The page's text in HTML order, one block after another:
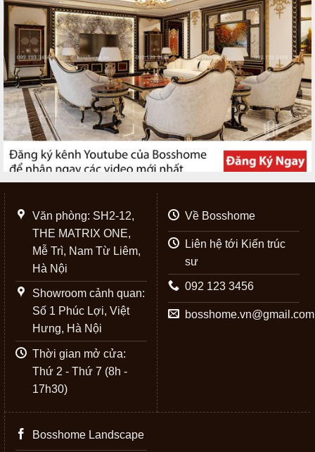
Văn phòng: SH2-12,
THE MATRIX ONE,
Mễ Trì, Nam Từ Liêm,
Hà Nội
Showroom cảnh quan:
Số 1 Phúc Lợi, Việt
Hưng, Hà Nội
Thời gian mở cửa:
Thứ 2 - Thứ 7 (8h -
17h30)
Về Bosshome
Liên hệ tới Kiến trúc
sư
092 123 3456
bosshome.vn@gmail.com
Bosshome Landscape